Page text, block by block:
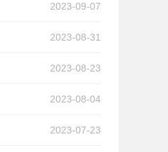
2023-09-07
2023-08-31
2023-08-23
2023-08-04
2023-07-23